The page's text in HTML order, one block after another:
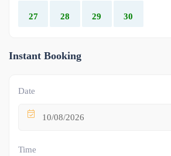
27 28 29 30
Instant Booking
Date
10/08/2026
Time